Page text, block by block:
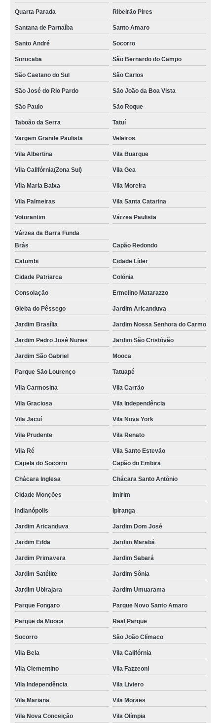
Quarta Parada Ribeirão Pires
Santana de Parnaíba Santo Amaro
Santo André Socorro
Sorocaba São Bernardo do Campo
São Caetano do Sul São Carlos
São José do Rio Pardo São João da Boa Vista
São Paulo São Roque
Taboão da Serra Tatuí
Vargem Grande Paulista Veleiros
Vila Albertina Vila Buarque
Vila Califórnia(Zona Sul) Vila Gea
Vila Maria Baixa Vila Moreira
Vila Palmeiras Vila Santa Catarina
Votorantim Várzea Paulista
Várzea da Barra Funda
Brás
Capão Redondo
Catumbi Cidade Líder
Cidade Patriarca Colônia
Consolação Ermelino Matarazzo
Gleba do Pêssego Jardim Aricanduva
Jardim Brasília Jardim Nossa Senhora do Carmo
Jardim Pedro José Nunes Jardim São Cristóvão
Jardim São Gabriel Mooca
Parque São Lourenço Tatuapé
Vila Carmosina Vila Carrão
Vila Graciosa Vila Independência
Vila Jacuí Vila Nova York
Vila Prudente Vila Renato
Vila Ré
Vila Santo Estevão
Capela do Socorro
Capão do Embira
Chácara Inglesa Chácara Santo Antônio
Cidade Monções Imirim
Indianópolis Ipiranga
Jardim Aricanduva Jardim Dom José
Jardim Edda Jardim Marabá
Jardim Primavera Jardim Sabará
Jardim Satélite Jardim Sônia
Jardim Ubirajara Jardim Umuarama
Parque Fongaro Parque Novo Santo Amaro
Parque da Mooca Real Parque
Socorro São João Clímaco
Vila Bela Vila Califórnia
Vila Clementino Vila Fazzeoni
Vila Independência Vila Liviero
Vila Mariana Vila Moraes
Vila Nova Conceição Vila Olímpia